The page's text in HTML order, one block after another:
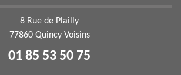
8 Rue de Plailly
77860 Quincy Voisins
01 85 53 50 75